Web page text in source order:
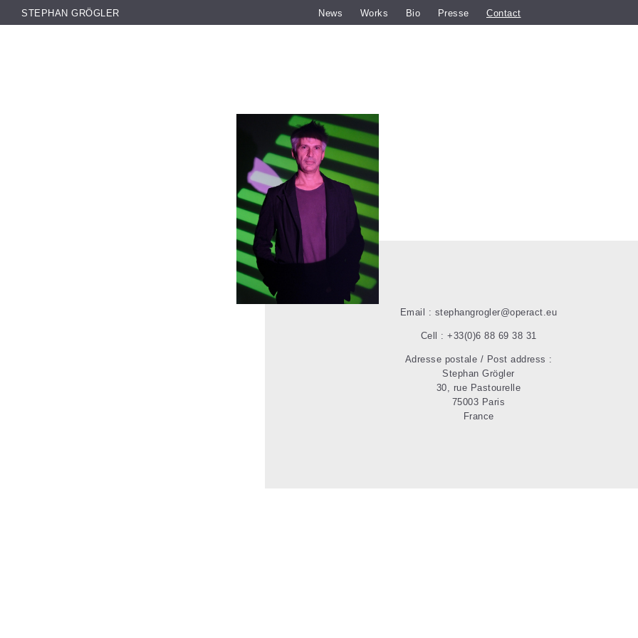
STEPHAN GRÖGLER News Works Bio Presse Contact
Email : stephangrogler@operact.eu
Cell : +33(0)6 88 69 38 31
Adresse postale / Post address :
Stephan Grögler
30, rue Pastourelle
75003 Paris
France